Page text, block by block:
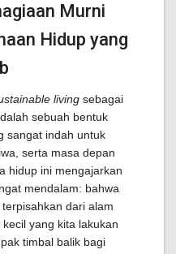
Murni
Hidup yang
living sebagai
sebuah bentuk
sangat indah untuk
serta masa depan
hidup ini mengajarkan
mendalam: bahwa
dari alam
yang kita lakukan
timbal balik bagi